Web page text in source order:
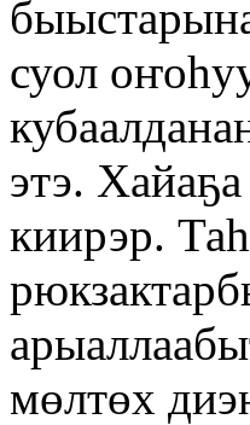
суол
этэ.
киирэр.
мөлтөх